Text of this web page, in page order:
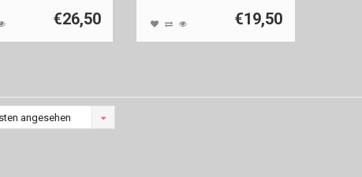
€26,50 €19,50
angesehen